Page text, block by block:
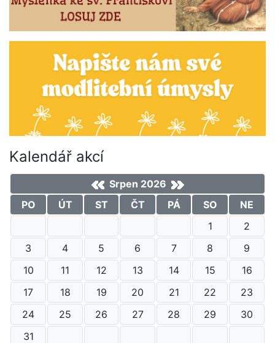
Kalendář akcí
Srpen 2026
PO
ÚT ST ČT PÁ SO
NE
1
2
3
4 5 6 7 8
9
10
11 12 13 14 15
16
17
18 19 20 21 22
23
24
25 26 27 28 29
30
31